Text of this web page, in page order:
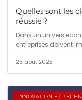
Quelles sont les
réussie ?
Dans un univers
entreprises doivent
25 août 2025
INNOVATION ET